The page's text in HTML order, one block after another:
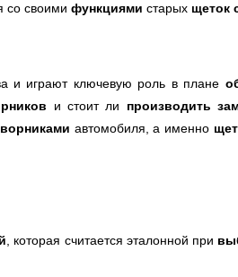
со своими функциями старых щеток
и играют ключевую роль в плане
и стоит ли производить
автомобиля, а именно
, которая считается эталонной при